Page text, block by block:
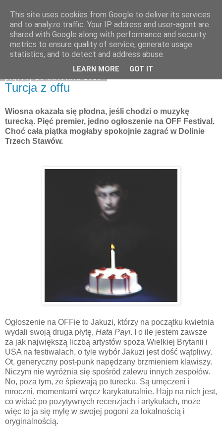
Na obrzeżach
Turcja z offu
Wiosna okazała się płodna, jeśli chodzi o muzykę
turecką. Pięć premier, jedno ogłoszenie na OFF Festival.
Choć cała piątka mogłaby spokojnie zagrać w Dolinie
Trzech Stawów.
Ogłoszenie na OFFie to Jakuzi, którzy na początku kwietnia
wydali swoją druga płytę, Hata Payı. I o ile jestem zawsze
za jak największą liczbą artystów spoza Wielkiej Brytanii i
USA na festiwalach, o tyle wybór Jakuzi jest dość wątpliwy.
Ot, generyczny post-punk napędzany brzmieniem klawiszy.
Niczym nie wyróżnia się spośród zalewu innych zespołów.
No, poza tym, że śpiewają po turecku. Są umęczeni i
mroczni, momentami wręcz karykaturalnie. Hajp na nich jest,
co widać po pozytywnych recenzjach i artykułach, może
więc to ja się mylę w swojej pogoni za lokalnością i
oryginalnością.
This site uses cookies from Google to deliver its services
and to analyze traffic. Your IP address and user-agent are
shared with Google along with performance and security
metrics to ensure quality of service, generate usage
statistics, and to detect and address abuse.
LEARN MORE GOT IT